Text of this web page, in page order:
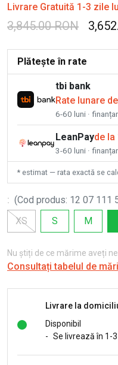
Livrare Gratuită 1-3 zile
3,845.00 RON
Plătește în rate
tbi bank
Rate lunare
6-60 luni ·
LeanPayde la
3-60 luni ·
* estimat — rata exactă se
: (Cod produs: 12 07 111
XS
S M
Nu știți de ce mărime aveți
Consultați tabelul de
Livrare la
Disponibil
- Se livrează în 1-